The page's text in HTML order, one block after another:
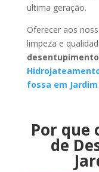
ultima geração.
Oferecer aos
limpeza e
fossa em
Por que
de